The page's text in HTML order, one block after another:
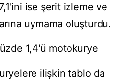
ise şerit izleme ve
uymama oluşturdu.
1,4'ü motokurye
ilişkin tablo da